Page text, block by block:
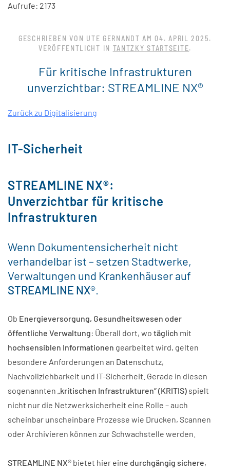
Aufrufe: 2173
GESCHRIEBEN VON UTE GERNANDT AM 04. APRIL 2025.
VERÖFFENTLICHT IN TANTZKY STARTSEITE.
Für kritische Infrastrukturen
unverzichtbar: STREAMLINE NX®
Zurück zu Digitalisierung
IT-Sicherheit
STREAMLINE NX®:
Unverzichtbar für kritische
Infrastrukturen
Wenn Dokumentensicherheit nicht
verhandelbar ist – setzen Stadtwerke,
Verwaltungen und Krankenhäuser auf
STREAMLINE NX®.
Ob Energieversorgung, Gesundheitswesen oder
öffentliche Verwaltung: Überall dort, wo täglich mit
hochsensiblen Informationen gearbeitet wird, gelten
besondere Anforderungen an Datenschutz,
Nachvollziehbarkeit und IT-Sicherheit. Gerade in diesen
sogenannten „kritischen Infrastrukturen“ (KRITIS) spielt
nicht nur die Netzwerksicherheit eine Rolle – auch
scheinbar unscheinbare Prozesse wie Drucken, Scannen
oder Archivieren können zur Schwachstelle werden.
STREAMLINE NX® bietet hier eine durchgängig sichere,